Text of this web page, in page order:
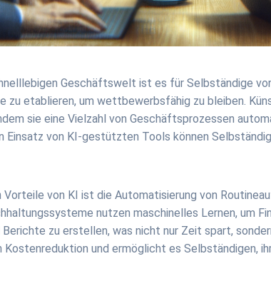
Geschäftswelt ist es für Selbständige
zu etablieren, um wettbewerbsfähig zu bleiben.
sie eine Vielzahl von Geschäftsprozessen
Einsatz von KI-gestützten Tools können
Vorteile von KI ist die Automatisierung von
nutzen maschinelles Lernen, um
Berichte zu erstellen, was nicht nur Zeit spart,
Kostenreduktion und ermöglicht es Selbständigen,